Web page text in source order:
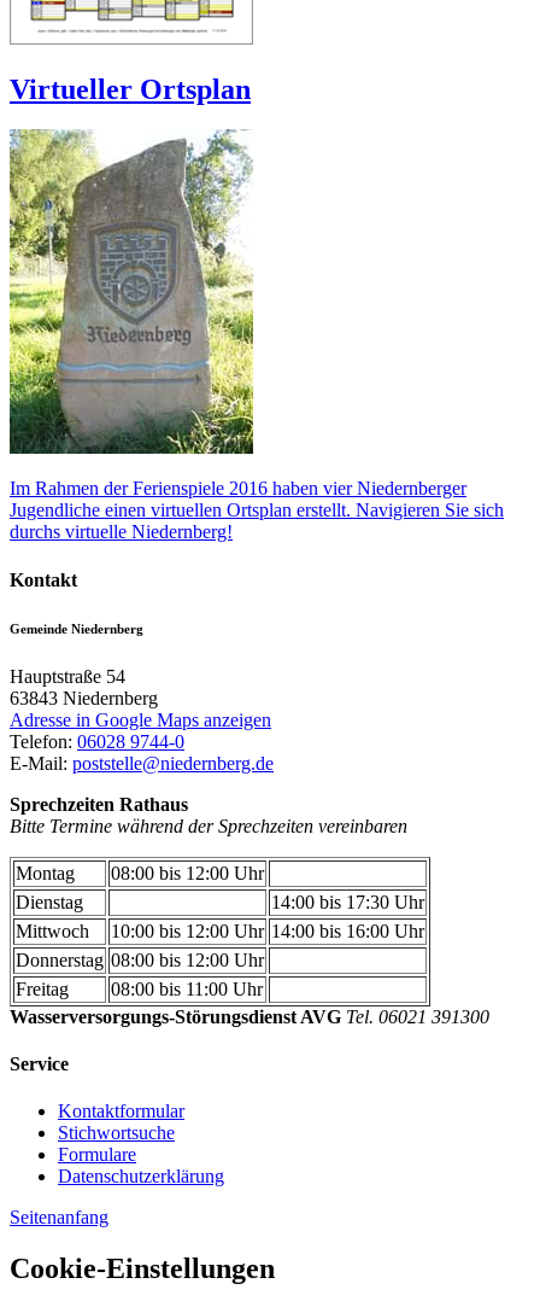
Virtueller Ortsplan
Im Rahmen der Ferienspiele 2016 haben vier Niedernberger
Jugendliche einen virtuellen Ortsplan erstellt. Navigieren Sie sich
durchs virtuelle Niedernberg!
Kontakt
Gemeinde Niedernberg
Hauptstraße 54
63843 Niedernberg
Adresse in Google Maps anzeigen
Telefon: 06028 9744-0
E-Mail: poststelle@niedernberg.de
Sprechzeiten Rathaus
Bitte Termine während der Sprechzeiten vereinbaren
Montag
08:00 bis 12:00 Uhr
Dienstag
14:00 bis 17:30 Uhr
Mittwoch
10:00 bis 12:00 Uhr 14:00 bis 16:00 Uhr
Donnerstag 08:00 bis 12:00 Uhr
Freitag
08:00 bis 11:00 Uhr
Wasserversorgungs-Störungsdienst AVG Tel. 06021 391300
Service
Kontaktformular
Stichwortsuche
Formulare
Datenschutzerklärung
Seitenanfang
Cookie-Einstellungen